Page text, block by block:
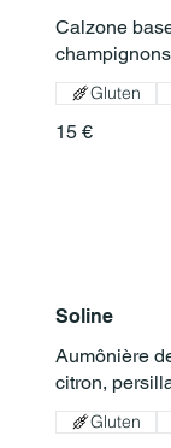
Calzone
15 €
Gluten
Soline
Aumônière
citron,
Gluten